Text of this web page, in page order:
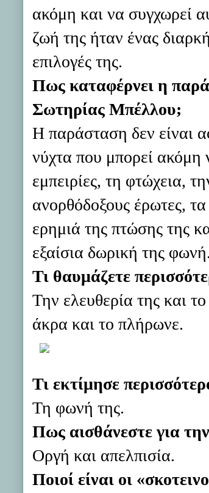
ακόμη και να συγχωρεί
ζωή της ήταν ένας
επιλογές της.
Πως καταφέρνει η
Σωτηρίας Μπέλλου;
Η παράσταση δεν είναι
νύχτα που μπορεί ακόμη
εμπειρίες, τη φτώχεια,
ανορθόδοξους έρωτες,
ερημιά της πτώσης της
εξαίσια δωρική της
Τι θαυμάζετε
Την ελευθερία της και
άκρα και το πλήρωνε.
Τι εκτίμησε
Τη φωνή της.
Πως αισθάνεστε για
Οργή και απελπισία.
Ποιοί είναι οι